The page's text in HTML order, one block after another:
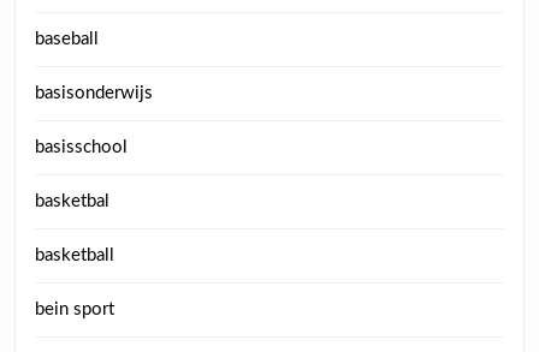
baseball
basisonderwijs
basisschool
basketbal
basketball
bein sport